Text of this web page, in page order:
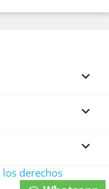



derechos